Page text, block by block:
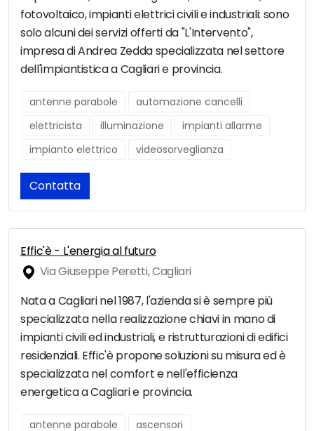
fotovoltaico, impianti elettrici civili e industriali: sono
solo alcuni dei servizi offerti da "L'Intervento",
impresa di Andrea Zedda specializzata nel settore
dell'impiantistica a Cagliari e provincia.
antenne parabole
automazione cancelli
elettricista
illuminazione
impianti allarme
impianto elettrico
videosorveglianza
Contatta
Effic'è - L'energia al futuro
Via Giuseppe Peretti, Cagliari
Nata a Cagliari nel 1987, l'azienda si è sempre più
specializzata nella realizzazione chiavi in mano di
impianti civili ed industriali, e ristrutturazioni di edifici
residenziali. Effic'è propone soluzioni su misura ed è
specializzata nel comfort e nell'efficienza
energetica a Cagliari e provincia.
antenne parabole
ascensori